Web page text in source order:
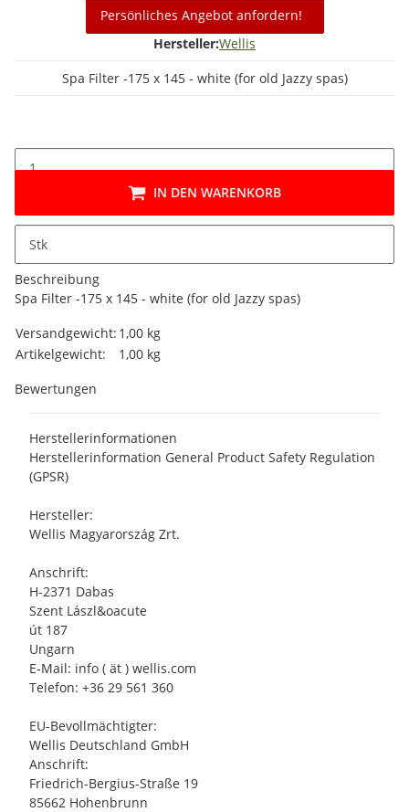
Persönliches Angebot anfordern!
Hersteller:Wellis
Spa Filter -175 x 145 - white (for old Jazzy spas)
Stk
IN DEN WARENKORB
Beschreibung
Spa Filter -175 x 145 - white (for old Jazzy spas)
Produkteigenschaft
Wert
Versandgewicht: 1,00 kg
Artikelgewicht:
1,00 kg
Bewertungen
Herstellerinformationen
Herstellerinformation General Product Safety Regulation
(GPSR)
Hersteller:
Wellis Magyarország Zrt.
Anschrift:
H-2371 Dabas
Szent Lászl&oacute
út 187
Ungarn
E-Mail: info ( ät ) wellis.com
Telefon: +36 29 561 360
EU-Bevollmächtigter:
Wellis Deutschland GmbH
Anschrift:
Friedrich-Bergius-Straße 19
85662 Hohenbrunn